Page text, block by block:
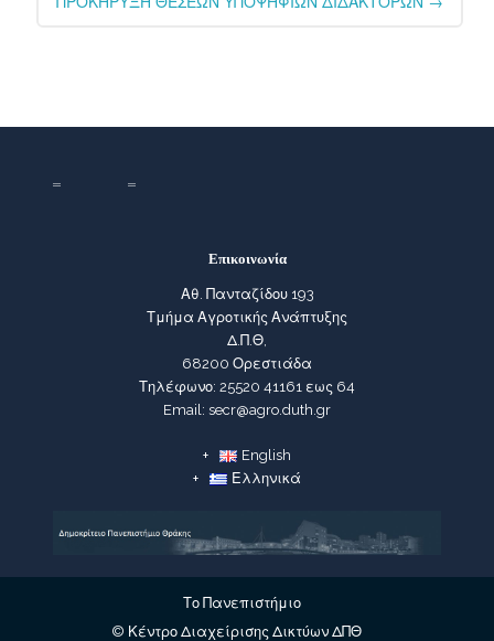
Επικοινωνία
Αθ. Πανταζίδου 193
Τμήμα Αγροτικής Ανάπτυξης
Δ.Π.Θ,
68200 Ορεστιάδα
Τηλέφωνο: 25520 41161 εως 64
Email: secr@agro.duth.gr
English
Ελληνικά
Το Πανεπιστήμιο
© Κέντρο Διαχείρισης Δικτύων ΔΠΘ